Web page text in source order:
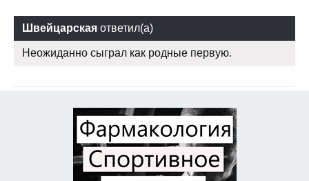
Швейцарская ответил(а)
Неожиданно сыграл как родные первую.